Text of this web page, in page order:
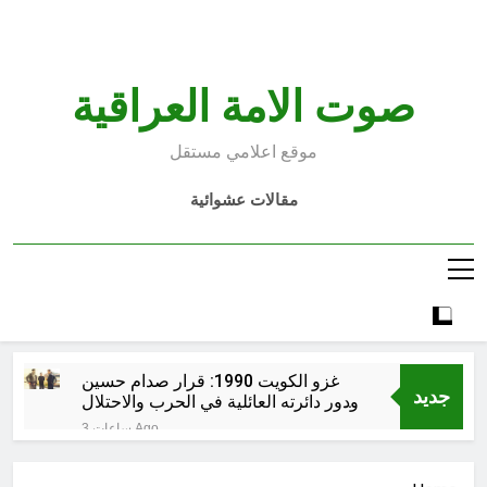
صوت الامة العراقية
موقع اعلامي مستقل
مقالات عشوائية
جديد
غزو الكويت 1990: قرار صدام حسين
ودور دائرته العائلية في الحرب والاحتلال
وعمليات النهب
3 ساعات Ago